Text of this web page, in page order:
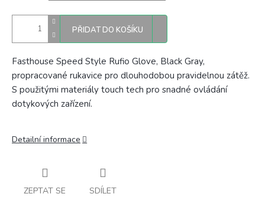
PŘIDAT DO KOŠÍKU
Fasthouse Speed Style Rufio Glove, Black Gray,
propracované rukavice pro dlouhodobou pravidelnou zátěž.
S použitými materiály touch tech pro snadné ovládání
dotykových zařízení.
Detailní informace
ZEPTAT SE SDÍLET